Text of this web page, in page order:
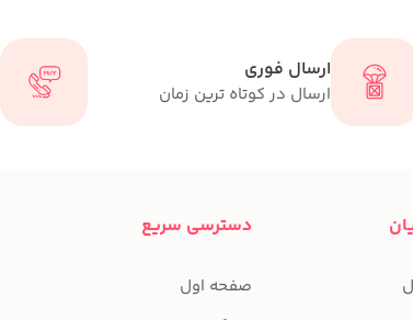
ارسال فوری
ارسال در کوتاه ترین زمان
دسترسی سریع
صفحه اول